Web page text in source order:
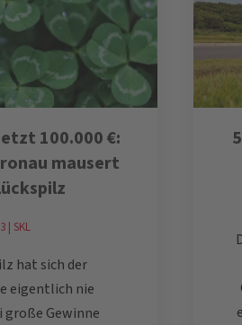
100.000 €:
mausert
| SKL
hat sich der
eigentlich nie
große Gewinne